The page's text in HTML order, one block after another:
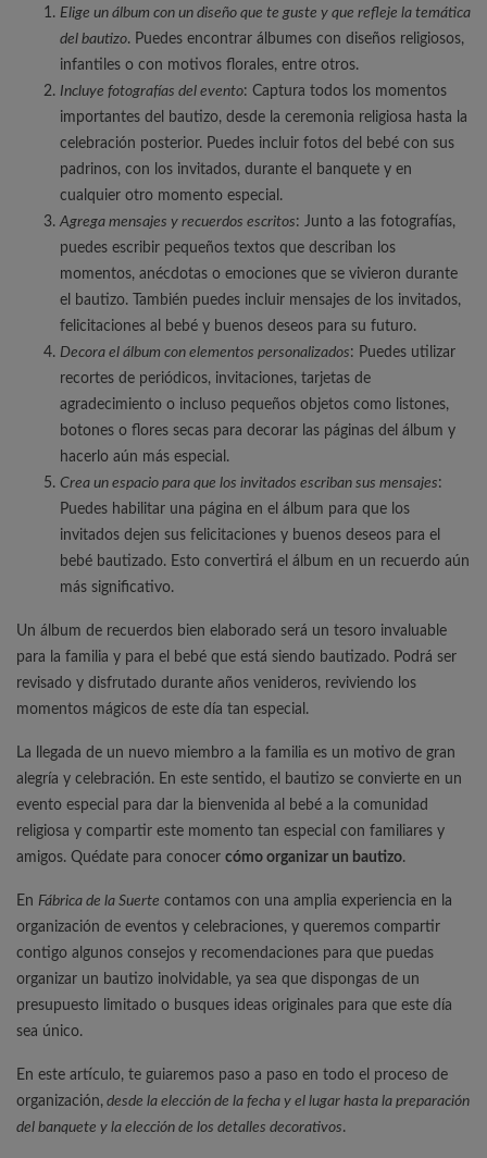
Elige un álbum con un diseño que te guste y que refleje la temática
del bautizo. Puedes encontrar álbumes con diseños religiosos,
infantiles o con motivos florales, entre otros.
Incluye fotografías del evento: Captura todos los momentos
importantes del bautizo, desde la ceremonia religiosa hasta la
celebración posterior. Puedes incluir fotos del bebé con sus
padrinos, con los invitados, durante el banquete y en
cualquier otro momento especial.
Agrega mensajes y recuerdos escritos: Junto a las fotografías,
puedes escribir pequeños textos que describan los
momentos, anécdotas o emociones que se vivieron durante
el bautizo. También puedes incluir mensajes de los invitados,
felicitaciones al bebé y buenos deseos para su futuro.
Decora el álbum con elementos personalizados: Puedes utilizar
recortes de periódicos, invitaciones, tarjetas de
agradecimiento o incluso pequeños objetos como listones,
botones o flores secas para decorar las páginas del álbum y
hacerlo aún más especial.
Crea un espacio para que los invitados escriban sus mensajes:
Puedes habilitar una página en el álbum para que los
invitados dejen sus felicitaciones y buenos deseos para el
bebé bautizado. Esto convertirá el álbum en un recuerdo aún
más significativo.
Un álbum de recuerdos bien elaborado será un tesoro invaluable
para la familia y para el bebé que está siendo bautizado. Podrá ser
revisado y disfrutado durante años venideros, reviviendo los
momentos mágicos de este día tan especial.
La llegada de un nuevo miembro a la familia es un motivo de gran
alegría y celebración. En este sentido, el bautizo se convierte en un
evento especial para dar la bienvenida al bebé a la comunidad
religiosa y compartir este momento tan especial con familiares y
amigos. Quédate para conocer cómo organizar un bautizo.
En Fábrica de la Suerte contamos con una amplia experiencia en la
organización de eventos y celebraciones, y queremos compartir
contigo algunos consejos y recomendaciones para que puedas
organizar un bautizo inolvidable, ya sea que dispongas de un
presupuesto limitado o busques ideas originales para que este día
sea único.
En este artículo, te guiaremos paso a paso en todo el proceso de
organización, desde la elección de la fecha y el lugar hasta la preparación
del banquete y la elección de los detalles decorativos.